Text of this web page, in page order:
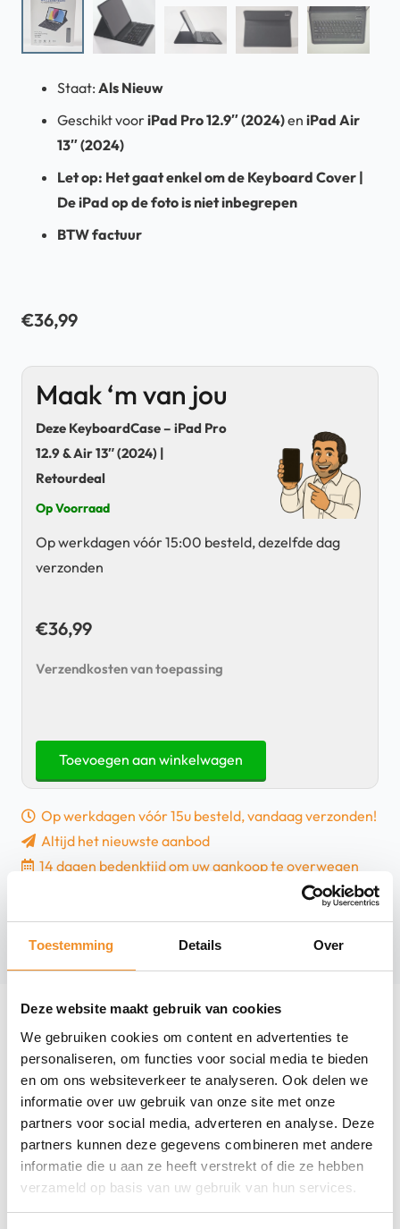
Toestemming Details Over
Deze website maakt gebruik van cookies
We gebruiken cookies om content en advertenties te
personaliseren, om functies voor social media te bieden
en om ons websiteverkeer te analyseren. Ook delen we
informatie over uw gebruik van onze site met onze
partners voor social media, adverteren en analyse. Deze
partners kunnen deze gegevens combineren met andere
informatie die u aan ze heeft verstrekt of die ze hebben
verzameld op basis van uw gebruik van hun services.
Staat: Als Nieuw
Geschikt vooriPad Pro 12.9″ (2024)en iPad Air
13″ (2024)
Let op: Het gaat enkel om de Keyboard Cover |
De iPad op de foto is niet inbegrepen
BTWfactuur
€36,99
Maak ‘m van jou
Deze KeyboardCase – iPad Pro
12.9 & Air 13″ (2024) |
Retourdeal
Op Voorraad
Op werkdagen vóór 15:00 besteld, dezelfde dag
verzonden
€36,99
Verzendkosten van toepassing
KeyboardCase
iPad
Pro
12.9
&
13"
(2024)
|
aantal
Toevoegen aan winkelwagen
Op werkdagen vóór 15u besteld, vandaag verzonden!
Altijd het nieuwste aanbod
14 dagen bedenktijd om uw aankoop te overwegen
Productomschrijving
Productspecificaties